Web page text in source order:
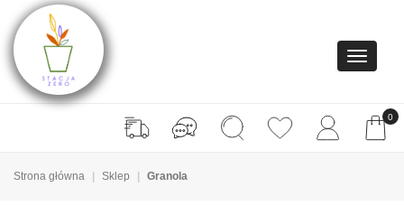
0
Strona główna Sklep Granola